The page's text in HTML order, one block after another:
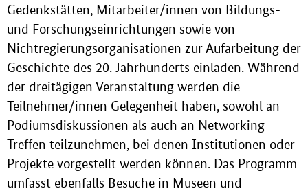
Gedenkstätten, Mitarbeiter/innen von Bildungs-
und Forschungseinrichtungen sowie von
Nichtregierungsorganisationen zur Aufarbeitung der
Geschichte des 20. Jahrhunderts einladen. Während
der dreitägigen Veranstaltung werden die
Teilnehmer/innen Gelegenheit haben, sowohl an
Podiumsdiskussionen als auch an Networking-
Treffen teilzunehmen, bei denen Institutionen oder
Projekte vorgestellt werden können. Das Programm
umfasst ebenfalls Besuche in Museen und